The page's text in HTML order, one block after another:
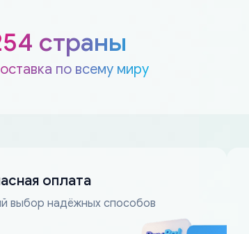
страны
по всему миру
оплата
выбор надёжных способов